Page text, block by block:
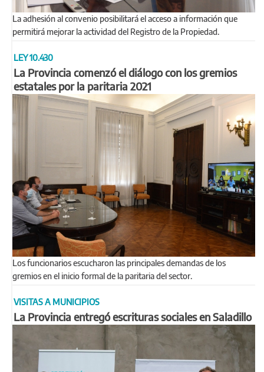
La adhesión al convenio posibilitará el acceso a información que
permitirá mejorar la actividad del Registro de la Propiedad.
LEY 10.430
La Provincia comenzó el diálogo con los gremios
estatales por la paritaria 2021
Los funcionarios escucharon las principales demandas de los
gremios en el inicio formal de la paritaria del sector.
VISITAS A MUNICIPIOS
La Provincia entregó escrituras sociales en Saladillo